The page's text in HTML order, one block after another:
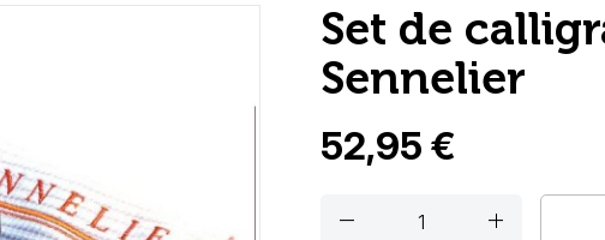
Set de
Sennelier
52,95 €
remove add